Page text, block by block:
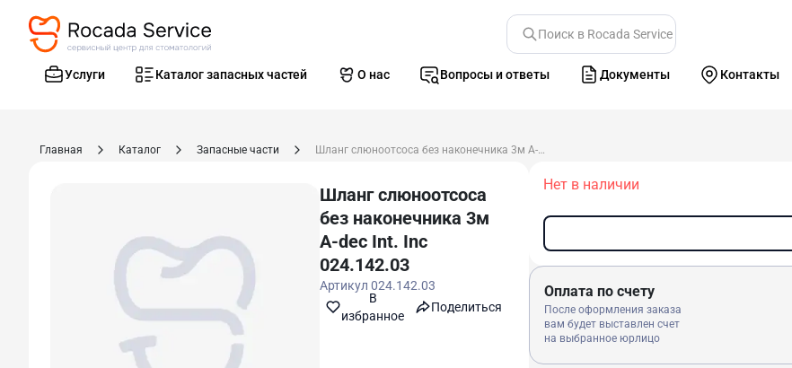
Поиск в Rocada Service
Услуги Каталог запасных частей О нас Вопросы и ответы Документы Контакты
Главная Каталог Запасные части Шланг слюноотсоса без наконечника 3м A-dec Int. Inc 024.142.03
Шланг слюноотсоса
без наконечника 3м
A-dec Int. Inc
024.142.03
Артикул 024.142.03
В
избранноe
Поделиться
Нет в наличии
Оплата по счету
После оформления заказа
вам будет выставлен счет
на выбранное юрлицо